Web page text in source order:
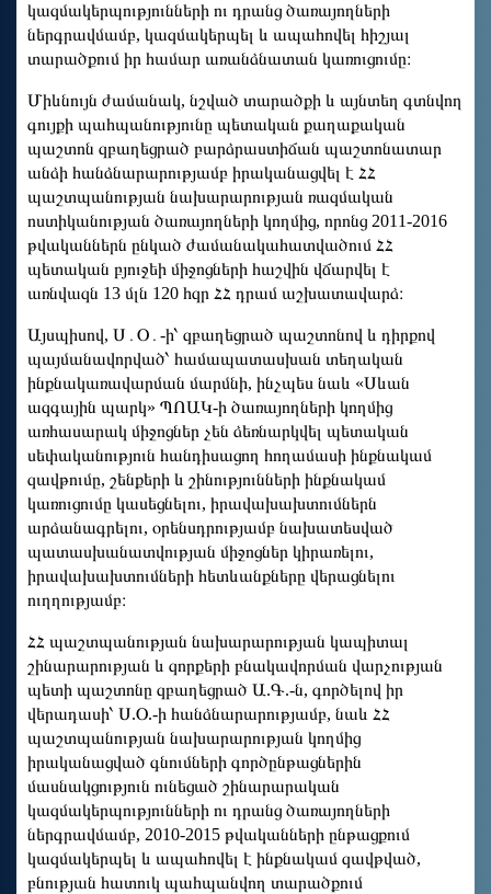
կազմակերպությունների ու դրանց ծառայողների
ներգրավմամբ, կազմակերպել և ապահովել հիշյալ
տարածքում իր համար առանձնատան կառուցումը։
Միևնույն ժամանակ, նշված տարածքի և այնտեղ գտնվող
գույքի պահպանությունը պետական քաղաքական
պաշտոն զբաղեցրած բարձրաստիճան պաշտոնատար
անձի հանձնարարությամբ իրականացվել է ՀՀ
պաշտպանության նախարարության ռազմական
ոստիկանության ծառայողների կողմից, որոնց 2011-2016
թվականներն ընկած ժամանակահատվածում ՀՀ
պետական բյուջեի միջոցների հաշվին վճարվել է
առնվազն 13 մլն 120 հզր ՀՀ դրամ աշխատավարձ։
Այսպիսով, Ս․Օ․-ի՝ զբաղեցրած պաշտոնով և դիրքով
պայմանավորված՝ համապատասխան տեղական
ինքնակառավարման մարմնի, ինչպես նաև «Սևան
ազգային պարկ» ՊՈԱԿ-ի ծառայողների կողմից
առհասարակ միջոցներ չեն ձեռնարկվել պետական
սեփականություն հանդիսացող հողամասի ինքնակամ
զավթումը, շենքերի և շինությունների ինքնակամ
կառուցումը կասեցնելու, իրավախախտումներն
արձանագրելու, օրենսդրությամբ նախատեսված
պատասխանատվության միջոցներ կիրառելու,
իրավախախտումների հետևանքները վերացնելու
ուղղությամբ։
ՀՀ պաշտպանության նախարարության կապիտալ
շինարարության և զորքերի բնակավորման վարչության
պետի պաշտոնը զբաղեցրած Ա.Գ.-ն, գործելով իր
վերադասի՝ Ս.Օ.-ի հանձնարարությամբ, նաև ՀՀ
պաշտպանության նախարարության կողմից
իրականացված գնումների գործընթացներին
մասնակցություն ունեցած շինարարական
կազմակերպությունների ու դրանց ծառայողների
ներգրավմամբ, 2010-2015 թվականների ընթացքում
կազմակերպել և ապահովել է ինքնակամ զավթված,
բնության հատուկ պահպանվող տարածքում